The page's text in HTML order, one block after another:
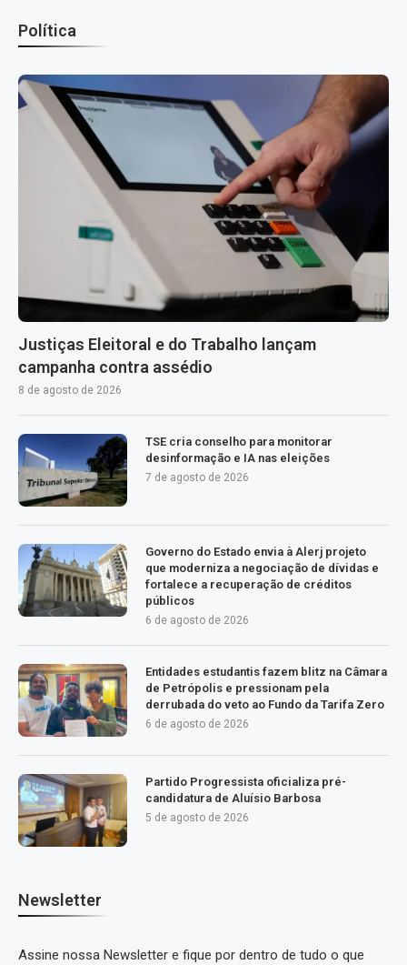
Política
Justiças Eleitoral e do Trabalho lançam
campanha contra assédio
8 de agosto de 2026
TSE cria conselho para monitorar
desinformação e IA nas eleições
7 de agosto de 2026
Governo do Estado envia à Alerj projeto
que moderniza a negociação de dívidas e
fortalece a recuperação de créditos
públicos
6 de agosto de 2026
Entidades estudantis fazem blitz na Câmara
de Petrópolis e pressionam pela
derrubada do veto ao Fundo da Tarifa Zero
6 de agosto de 2026
Partido Progressista oficializa pré-
candidatura de Aluísio Barbosa
5 de agosto de 2026
Newsletter
Assine nossa Newsletter e fique por dentro de tudo o que